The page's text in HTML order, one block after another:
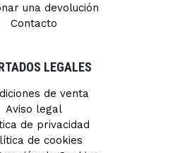
una devolución
Contacto
LEGALES
de venta
Aviso legal
de privacidad
de cookies